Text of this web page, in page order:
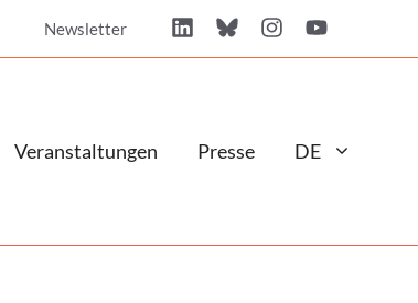
Newsletter
Veranstaltungen Presse DE